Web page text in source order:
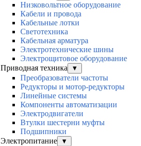
Низковольтное оборудование
Кабели и провода
Кабельные лотки
Светотехника
Кабельная арматура
Электротехнические шины
Электрощитовое оборудование
Приводная техника
▼
Преобразователи частоты
Редукторы и мотор-редукторы
Линейные системы
Компоненты автоматизации
Электродвигатели
Втулки шестерни муфты
Подшипники
Электропитание
▼